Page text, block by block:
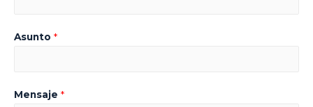
Asunto *
Mensaje *